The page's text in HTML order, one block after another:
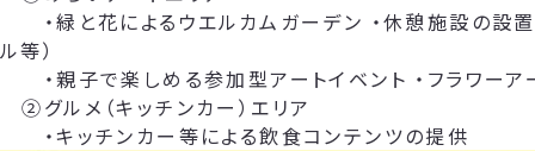
・緑と花によるウエルカムガーデン ・休憩施設の設置
ル等）
・親子で楽しめる参加型アートイベント ・フラワーア
②グルメ（キッチンカー）エリア
・キッチンカー等による飲食コンテンツの提供